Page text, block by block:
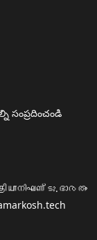
సంప్రదించండి
നിഘണ്ടു.ഭാരതം